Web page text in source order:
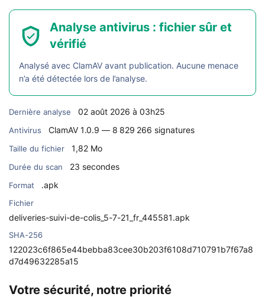
Analyse antivirus : fichier sûr et
vérifié
Analysé avec ClamAV avant publication. Aucune menace
n’a été détectée lors de l’analyse.
Dernière analyse 02 août 2026 à 03h25
Antivirus ClamAV 1.0.9 — 8 829 266 signatures
Taille du fichier 1,82 Mo
Durée du scan 23 secondes
Format .apk
Fichier
deliveries-suivi-de-colis_5-7-21_fr_445581.apk
SHA-256
122023c6f865e44bebba83cee30b203f6108d710791b7f67a8
d7d49632285a15
Votre sécurité, notre priorité